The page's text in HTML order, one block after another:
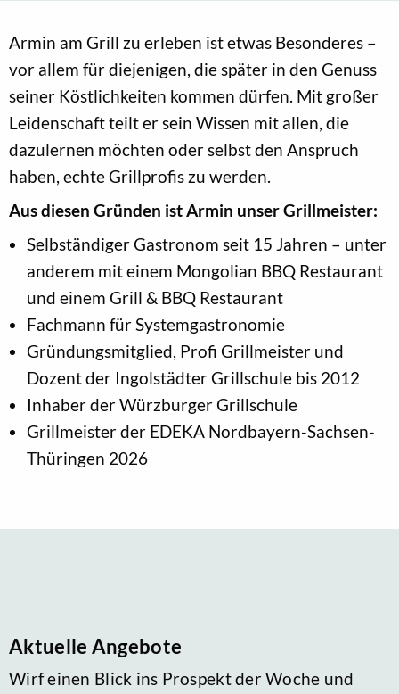
Armin am Grill zu erleben ist etwas Besonderes –
vor allem für diejenigen, die später in den Genuss
seiner Köstlichkeiten kommen dürfen. Mit großer
Leidenschaft teilt er sein Wissen mit allen, die
dazulernen möchten oder selbst den Anspruch
haben, echte Grillprofis zu werden.
Aus diesen Gründen ist Armin unser Grillmeister:
Selbständiger Gastronom seit 15 Jahren – unter
anderem mit einem Mongolian BBQ Restaurant
und einem Grill & BBQ Restaurant
Fachmann für Systemgastronomie
Gründungsmitglied, Profi Grillmeister und
Dozent der Ingolstädter Grillschule bis 2012
Inhaber der Würzburger Grillschule
Grillmeister der EDEKA Nordbayern-Sachsen-
Thüringen 2026
Aktuelle Angebote
Wirf einen Blick ins Prospekt der Woche und